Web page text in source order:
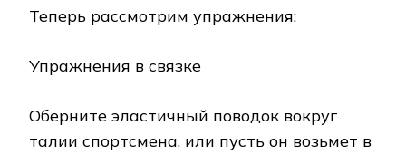
Теперь рассмотрим упражнения:
Упражнения в связке
Оберните эластичный поводок вокруг
талии спортсмена, или пусть он возьмет в